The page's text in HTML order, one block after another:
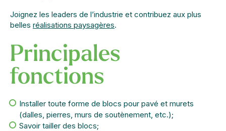
Joignez les leaders de l’industrie et contribuez aux plus
belles réalisations paysagères.
Principales
fonctions
Installer toute forme de blocs pour pavé et murets
(dalles, pierres, murs de soutènement, etc.);
Savoir tailler des blocs;